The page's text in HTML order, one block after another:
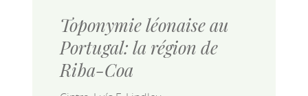
Toponymie léonaise au
Portugal: la région de
Riba-Coa